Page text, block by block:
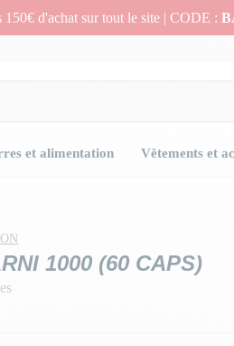
150€ d'achat sur tout le site | CODE :
et alimentation Vêtements et
1000 (60 CAPS)